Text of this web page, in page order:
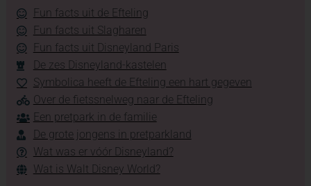
Fun facts uit de Efteling
Fun facts uit Slagharen
Fun facts uit Disneyland Paris
De zes Disneyland-kastelen
Symbolica heeft de Efteling een hart gegeven
Over de fietssnelweg naar de Efteling
Een pretpark in de familie
De grote jongens in pretparkland
Wat was er vóór Disneyland?
Wat is Walt Disney World?